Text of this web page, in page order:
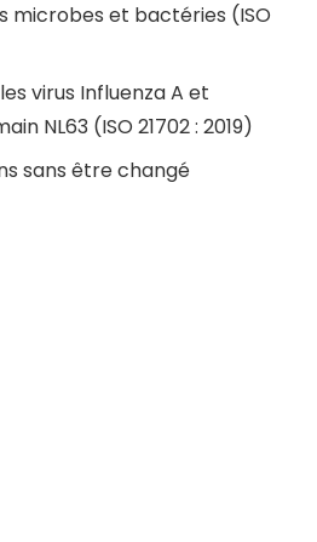
microbes et bactéries (ISO
virus Influenza A et
NL63 (ISO 21702 : 2019)
sans être changé